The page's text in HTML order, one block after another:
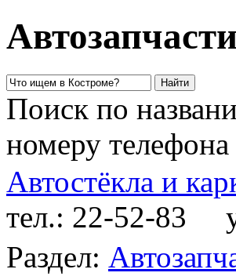
Поиск по
номеру телефона
Автостёкла и
тел.: 22-52-83
Раздел: